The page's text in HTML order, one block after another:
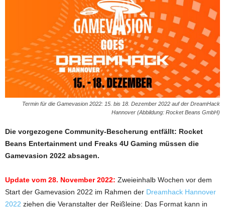
Termin für die Gamevasion 2022: 15. bis 18. Dezember 2022 auf der DreamHack
Hannover (Abbildung: Rocket Beans GmbH)
Die vorgezogene Community-Bescherung entfällt: Rocket
Beans Entertainment und Freaks 4U Gaming müssen die
Gamevasion 2022 absagen.
Update vom 28. November 2022: Zweieinhalb Wochen vor dem
Start der Gamevasion 2022 im Rahmen der Dreamhack Hannover
2022 ziehen die Veranstalter der Reißleine: Das Format kann in